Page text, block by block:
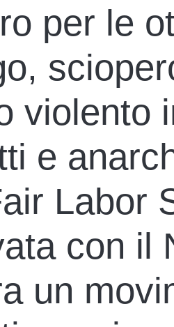
per le
violento
e
Labor
con il
un